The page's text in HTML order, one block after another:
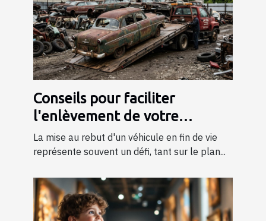
Conseils pour faciliter
l'enlèvement de votre
véhicule en fin de vie
La mise au rebut d'un véhicule en fin de vie
représente souvent un défi, tant sur le plan...